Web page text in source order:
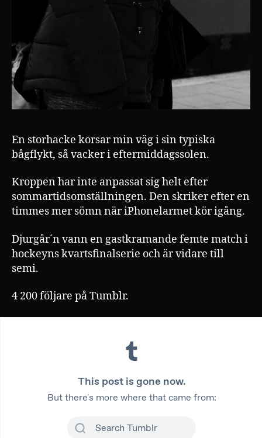
En storhacke korsar min väg i sin typiska
bågflykt, så vacker i eftermiddagssolen.
Kroppen har inte anpassat sig helt efter
sommartidsomställningen. Den skriker efter en
timmes mer sömn när iPhonelarmet kör igång.
Djurgår´n vann en gastkramande femte match i
hockeyns kvartsfinalserie och är vidare till
semi.
4 200 följare på Tumblr.